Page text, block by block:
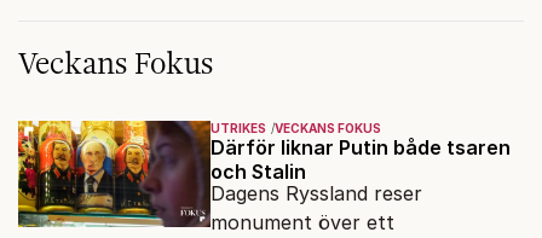
Veckans Fokus
UTRIKES VECKANS FOKUS
Därför liknar Putin både tsaren
och Stalin
Dagens Ryssland reser
monument över ett